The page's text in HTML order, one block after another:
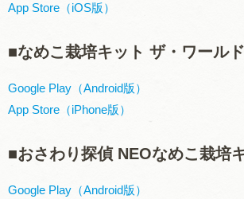
App Store（iOS版）
■なめこ栽培キット ザ・ワールド
Google Play（Android版）
App Store（iPhone版）
■おさわり探偵 NEOなめこ栽培
Google Play（Android版）